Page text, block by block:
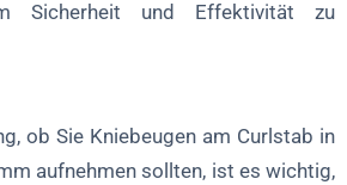
sind bei Kniebeugen mit der
Sicherheit und Effektivität zu
ob Sie Kniebeugen am Curlstab in
aufnehmen sollten, ist es wichtig,